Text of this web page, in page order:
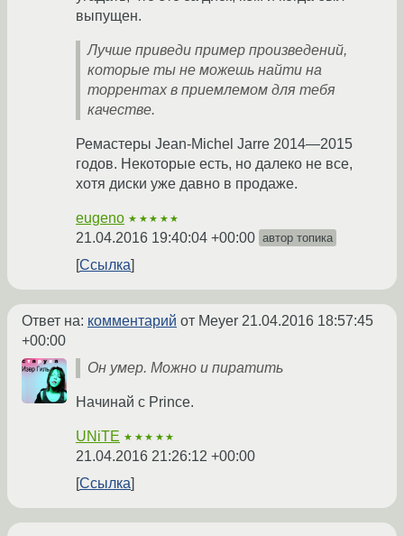
выпущен.
Лучше приведи пример произведений,
которые ты не можешь найти на
торрентах в приемлемом для тебя
качестве.
Ремастеры Jean-Michel Jarre 2014—2015
годов. Некоторые есть, но далеко не все,
хотя диски уже давно в продаже.
eugeno ★★★★★
21.04.2016 19:40:04 +00:00 автор топика
Ссылка
Ответ на: комментарий от Meyer 21.04.2016 18:57:45
+00:00
Он умер. Можно и пиратить
Начинай с Prince.
UNiTE ★★★★★
21.04.2016 21:26:12 +00:00
Ссылка